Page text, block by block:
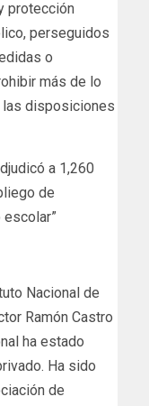
protección
perseguidos
o
más de lo
las disposiciones
a 1,260
de
Nacional de
Ramón Castro
ha estado
Ha sido
de